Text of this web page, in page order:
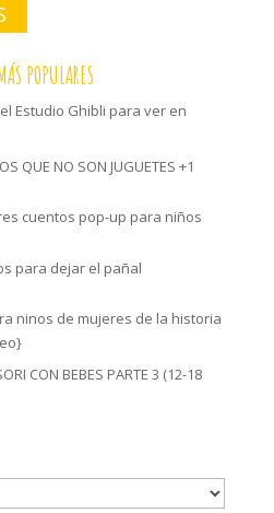
POPULARES
Estudio Ghibli para ver en
QUE NO SON JUGUETES +1
cuentos pop-up para niños
para dejar el pañal
ninos de mujeres de la historia
CON BEBES PARTE 3 (12-18